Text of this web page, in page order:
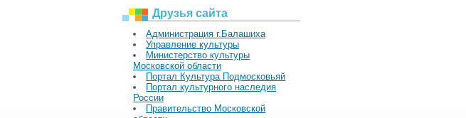
Друзья сайта
Администрация г.Балашиха
Управление культуры
Министерство культуры
Московской области
Портал Культура Подмосковьяй
Портал культурного наследия
России
Правительство Московской